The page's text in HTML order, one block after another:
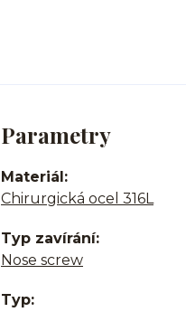
Parametry
Materiál
Chirurgická ocel 316L
Typ zavírání
Nose screw
Typ